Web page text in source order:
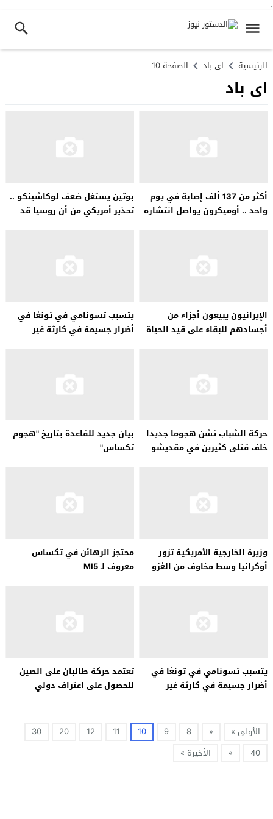
.
الرئيسية اى باد الصفحة 10
اى باد
أكثر من 137 ألف إصابة في يوم
واحد .. أوميكرون يواصل انتشاره
بوتين يستغل ضعف لوكاشينكو ..
تحذير أمريكي من أن روسيا قد
الإيرانيون يبيعون أجزاء من
أجسادهم للبقاء على قيد الحياة
يتسبب تسونامي في تونغا في
أضرار جسيمة في كارثة غير
حركة الشباب تشن هجوما جديدا
خلف قتلى كثيرين في مقديشو
بيان جديد للقاعدة بتاريخ "هجوم
تكساس"
وزيرة الخارجية الأمريكية تزور
أوكرانيا وسط مخاوف من الغزو
محتجز الرهائن في تكساس
معروف لـ MI5
يتسبب تسونامي في تونغا في
أضرار جسيمة في كارثة غير
تعتمد حركة طالبان على الصين
للحصول على اعتراف دولي
الأولى » «
8
9
10
11
12
20
30
40
» الأخيرة »